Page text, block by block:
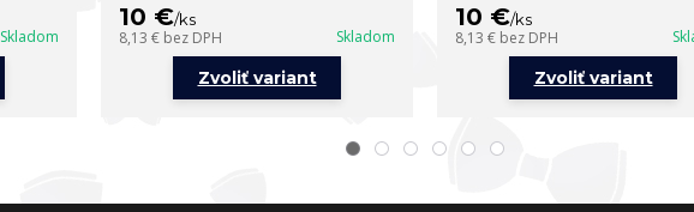
Skladom
10 €/ks
8,13 € bez DPH Skladom
Zvoliť variant
10 €/ks
8,13 € bez DPH
Zvoliť variant